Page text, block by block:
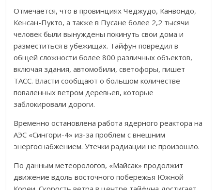
Отмечается, что в провинциях Чеджудо, Канвондо,
Кенсан-Пукто, а также в Пусане более 2,2 тысячи
человек были вынуждены покинуть свои дома и
разместиться в убежищах. Тайфун повредил в
общей сложности более 800 различных объектов,
включая здания, автомобили, светофоры, пишет
ТАСС. Власти сообщают о большом количестве
поваленных ветром деревьев, которые
заблокировали дороги.
Временно остановлена работа ядерного реактора на
АЭС «Сингори-4» из-за проблем с внешним
энергоснабжением. Утечки радиации не произошло.
По данным метеорологов, «Майсак» продолжит
движение вдоль восточного побережья Южной